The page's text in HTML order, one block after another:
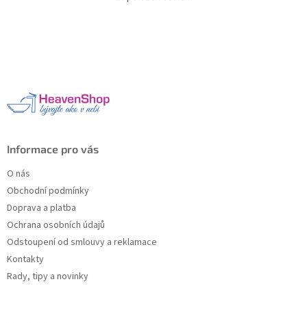
u
Informace pro vás
O nás
Obchodní podmínky
Doprava a platba
Ochrana osobních údajů
Odstoupení od smlouvy a reklamace
Kontakty
Rady, tipy a novinky